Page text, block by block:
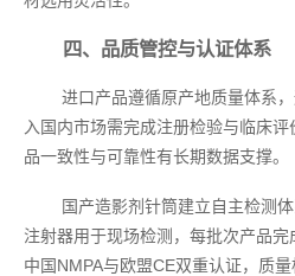
四、品质管控与认证体系
进口产品遵循原产地质量体系
入国内市场需完成注册检验与临床
品一致性与可靠性有长期数据支撑。
国产造影剂针筒建立自主检测
注射器用于现场检测，每批次产品
中国NMPA与欧盟CE双重认证，质